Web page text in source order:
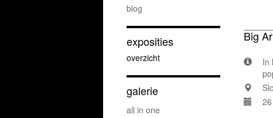
Big
In
blog
exposities
overzicht
galerie
all in one